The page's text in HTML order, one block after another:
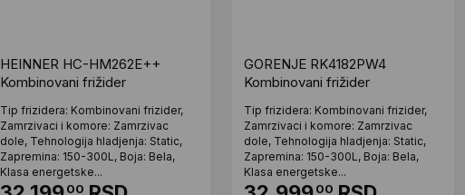
HEINNER HC-HM262E++
Kombinovani frižider
Tip frizidera: Kombinovani frizider,
Zamrzivaci i komore: Zamrzivac
dole, Tehnologija hladjenja: Static,
Zapremina: 150-300L, Boja: Bela,
Klasa energetske...
00
GORENJE RK4182PW4
Kombinovani frižider
Tip frizidera: Kombinovani frizider,
Zamrzivaci i komore: Zamrzivac
dole, Tehnologija hladjenja: Static,
Zapremina: 150-300L, Boja: Bela,
Klasa energetske...
00